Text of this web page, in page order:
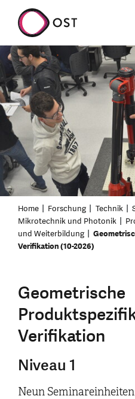
Home Forschung Technik
Mikrotechnik und Photonik
und Weiterbildung
Verifikation (10-2026)
Geometrische
Verifikation
Niveau 1
Neun